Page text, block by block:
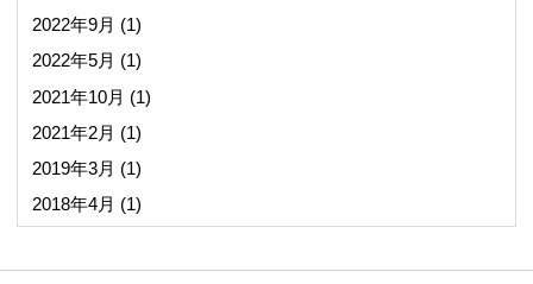
2022年9月 (1)
2022年5月 (1)
2021年10月 (1)
2021年2月 (1)
2019年3月 (1)
2018年4月 (1)